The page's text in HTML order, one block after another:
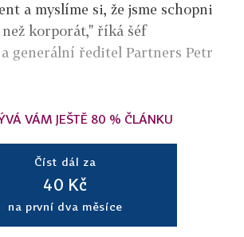
a myslíme si, že jsme schopni
korporát," říká šéf
generální ředitel Partners Petr
VÁM JEŠTĚ 80 % ČLÁNKU
Číst dál za
40 Kč
na první dva měsíce